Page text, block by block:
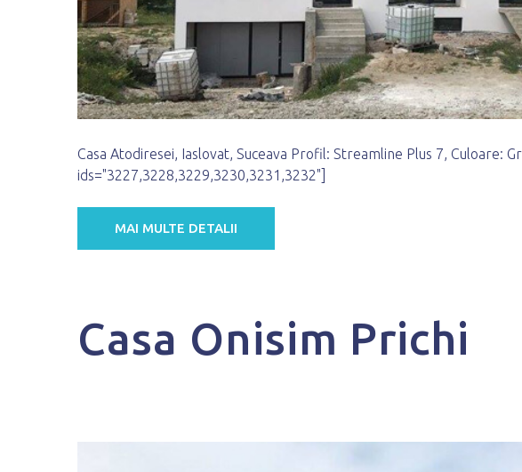
Casa Atodiresei, Iaslovat, Suceava Profil: Streamline Plus 7, Culoare:
ids="3227,3228,3229,3230,3231,3232"]
MAI MULTE DETALII
Casa Onisim Prichi